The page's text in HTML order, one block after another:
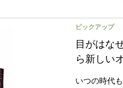
ピックアップ
目がはな
ら新しい
いつの時代